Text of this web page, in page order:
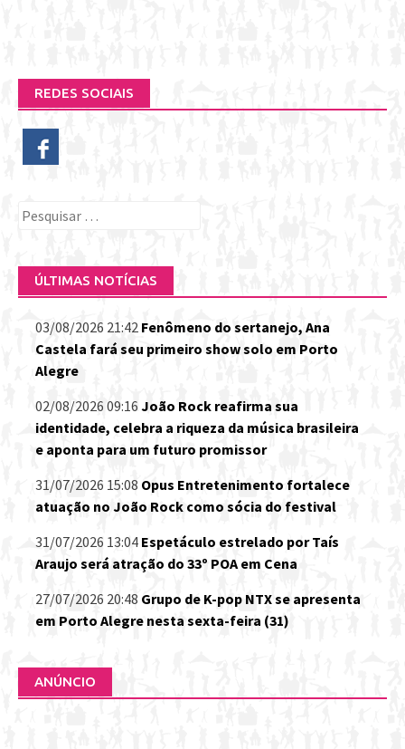
REDES SOCIAIS
Pesquisar
ÚLTIMAS NOTÍCIAS
03/08/2026 21:42 Fenômeno do sertanejo, Ana
Castela fará seu primeiro show solo em Porto
Alegre
02/08/2026 09:16 João Rock reafirma sua
identidade, celebra a riqueza da música brasileira
e aponta para um futuro promissor
31/07/2026 15:08 Opus Entretenimento fortalece
atuação no João Rock como sócia do festival
31/07/2026 13:04 Espetáculo estrelado por Taís
Araujo será atração do 33º POA em Cena
27/07/2026 20:48 Grupo de K-pop NTX se apresenta
em Porto Alegre nesta sexta-feira (31)
ANÚNCIO